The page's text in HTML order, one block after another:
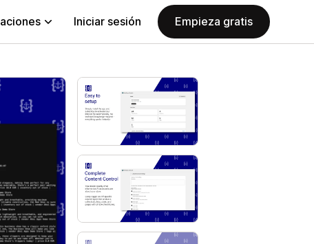
Iniciar sesión Empieza gratis